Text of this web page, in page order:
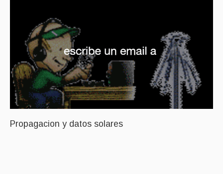
Propagacion y datos solares